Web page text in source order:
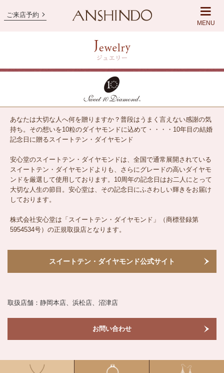
ご来店予約
MENU
あなたは大切な人へ何を贈りますか？普段はうまく言えない感謝の気
持ち。その想いを10粒のダイヤモンドに込めて・・・・10年目の結婚
記念日に贈るスイートテン・ダイヤモンド
安心堂のスイートテン・ダイヤモンドは、全国で通常展開されている
スイートテン・ダイヤモンドよりも、さらにグレードの高いダイヤモ
ンドを厳選して使用しております。10周年の記念日はお二人にとって
大切な人生の節目。安心堂は、その記念日にふさわしい輝きをお届け
しております。
株式会社安心堂は「スイートテン・ダイヤモンド」（商標登録第
5954534号）の正規取扱店となります。
スイートテン・ダイヤモンド公式サイト
取扱店舗：静岡本店、浜松店、沼津店
お問い合わせ